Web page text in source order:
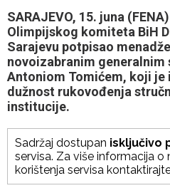
SARAJEVO, 15. juna
Olimpijskog komiteta BiH
Sarajevu potpisao
novoizabranim generalnim
Antoniom Tomićem, koji je
dužnost rukovođenja
institucije.
Sadržaj dostupan isključivo
servisa. Za više informacija o
korištenja servisa